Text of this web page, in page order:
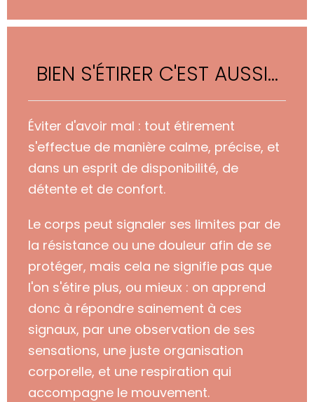
BIEN S'ÉTIRER C'EST AUSSI...
Éviter d'avoir mal : tout étirement
s'effectue de manière calme, précise, et
dans un esprit de disponibilité, de
détente et de confort.
Le corps peut signaler ses limites par de
la résistance ou une douleur afin de se
protéger, mais cela ne signifie pas que
l'on s'étire plus, ou mieux : on apprend
donc à répondre sainement à ces
signaux, par une observation de ses
sensations, une juste organisation
corporelle, et une respiration qui
accompagne le mouvement.